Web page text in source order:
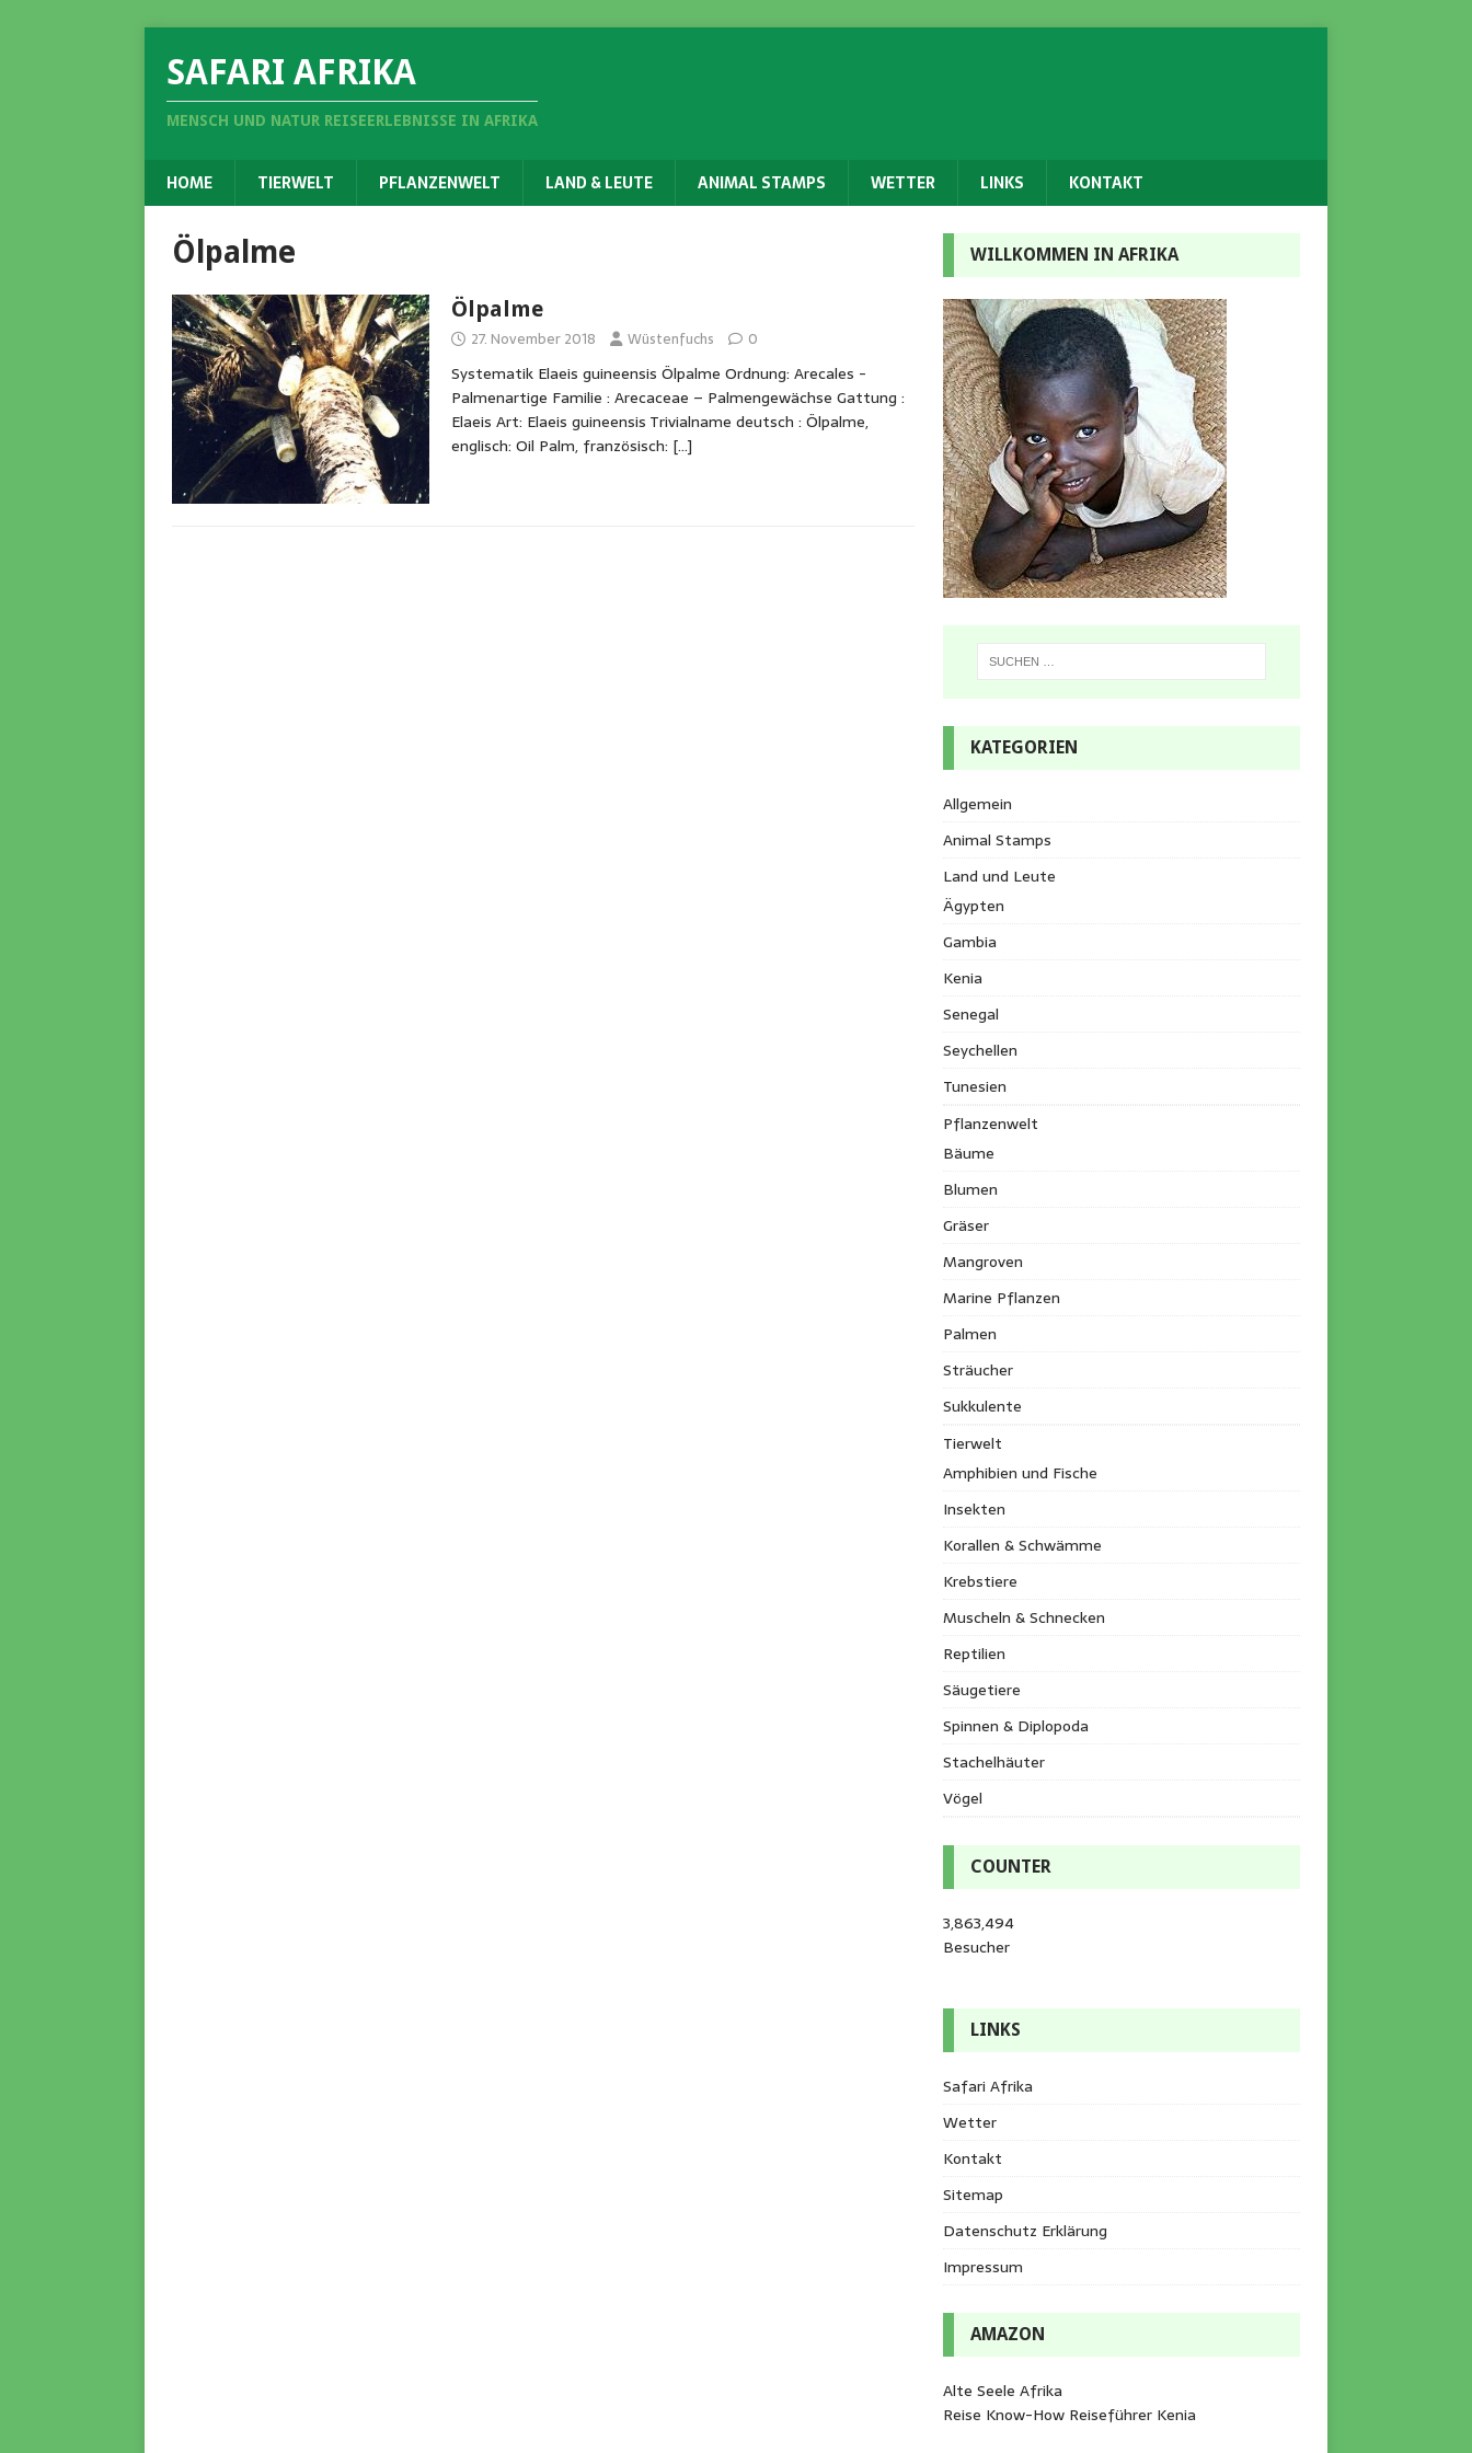
SAFARI AFRIKA
MENSCH UND NATUR REISEERLEBNISSE IN AFRIKA
HOME TIERWELT PFLANZENWELT LAND & LEUTE ANIMAL STAMPS WETTER LINKS KONTAKT
Ölpalme
Ölpalme
27. November 2018 Wüstenfuchs 0
Systematik Elaeis guineensis Ölpalme Ordnung: Arecales -
Palmenartige Familie : Arecaceae – Palmengewächse Gattung :
Elaeis Art: Elaeis guineensis Trivialname deutsch : Ölpalme,
englisch: Oil Palm, französisch: […]
WILLKOMMEN IN AFRIKA
KATEGORIEN
Allgemein
Animal Stamps
Land und Leute
Ägypten
Gambia
Kenia
Senegal
Seychellen
Tunesien
Pflanzenwelt
Bäume
Blumen
Gräser
Mangroven
Marine Pflanzen
Palmen
Sträucher
Sukkulente
Tierwelt
Amphibien und Fische
Insekten
Korallen & Schwämme
Krebstiere
Muscheln & Schnecken
Reptilien
Säugetiere
Spinnen & Diplopoda
Stachelhäuter
Vögel
COUNTER
3,863,494
Besucher
LINKS
Safari Afrika
Wetter
Kontakt
Sitemap
Datenschutz Erklärung
Impressum
AMAZON
Alte Seele Afrika
Reise Know-How Reiseführer Kenia